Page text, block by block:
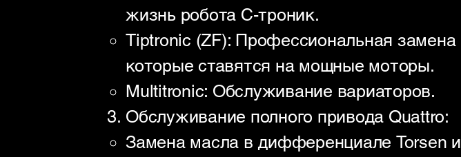
жизнь робота С-троник.
Tiptronic (ZF): Профессиональная замена
которые ставятся на мощные моторы.
Multitronic: Обслуживание вариаторов.
Обслуживание полного привода Quattro:
Замена масла в дифференциале Torsen